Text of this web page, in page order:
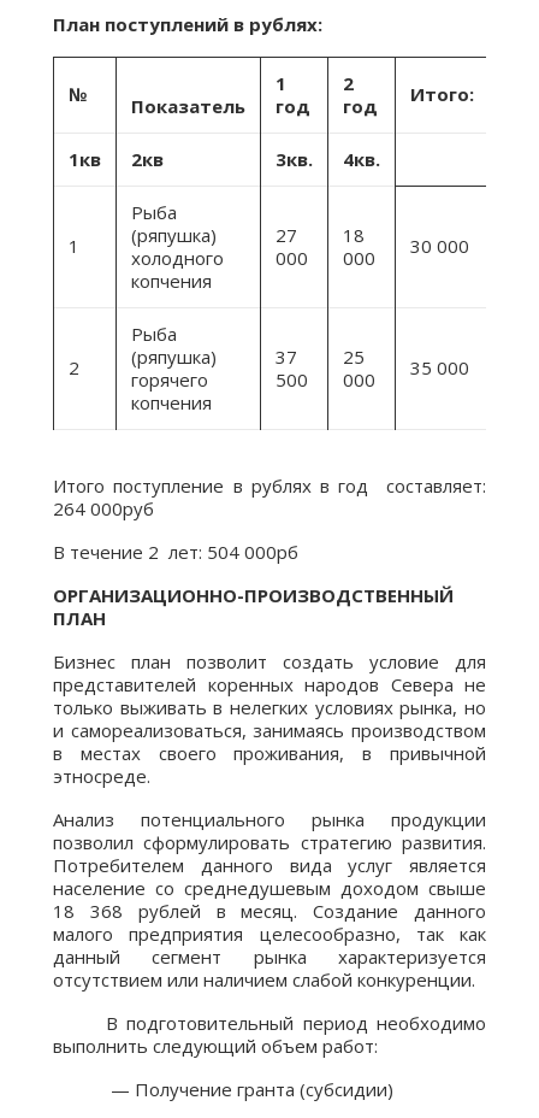
План поступлений в рублях:
№ Показатель
1
год
2
год
Итого:
1кв 2кв 3кв. 4кв.
1
Рыба
(ряпушка)
холодного
копчения
27
000
18
000
30 000
2
Рыба
(ряпушка)
горячего
копчения
37
500
25
000
35 000
Итого поступление в рублях в год составляет:
264 000руб
В течение 2 лет: 504 000рб
ОРГАНИЗАЦИОННО-ПРОИЗВОДСТВЕННЫЙ
ПЛАН
Бизнес план позволит создать условие для
представителей коренных народов Севера не
только выживать в нелегких условиях рынка, но
и самореализоваться, занимаясь производством
в местах своего проживания, в привычной
этносреде.
Анализ потенциального рынка продукции
позволил сформулировать стратегию развития.
Потребителем данного вида услуг является
население со среднедушевым доходом свыше
18 368 рублей в месяц. Создание данного
малого предприятия целесообразно, так как
данный сегмент рынка характеризуется
отсутствием или наличием слабой конкуренции.
В подготовительный период необходимо
выполнить следующий объем работ:
— Получение гранта (субсидии)